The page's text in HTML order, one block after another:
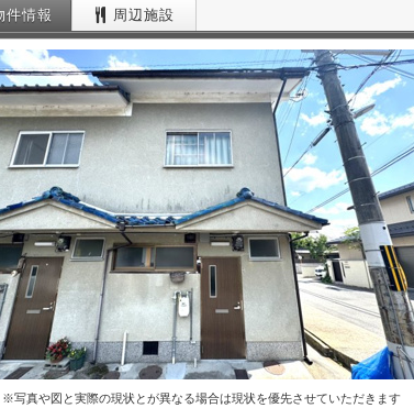
件情報 周辺施設
※写真や図と実際の現状とが異なる場合は現状を優先させていただきます